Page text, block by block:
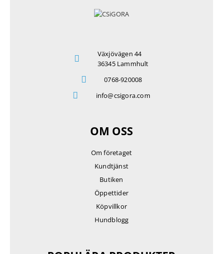
Växjövägen 44
36345 Lammhult
0768-920008
info@csigora.com
OM OSS
Om företaget
Kundtjänst
Butiken
Öppettider
Köpvillkor
Hundblogg